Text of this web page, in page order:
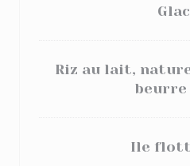
Riz au lait,
beurre
Ile